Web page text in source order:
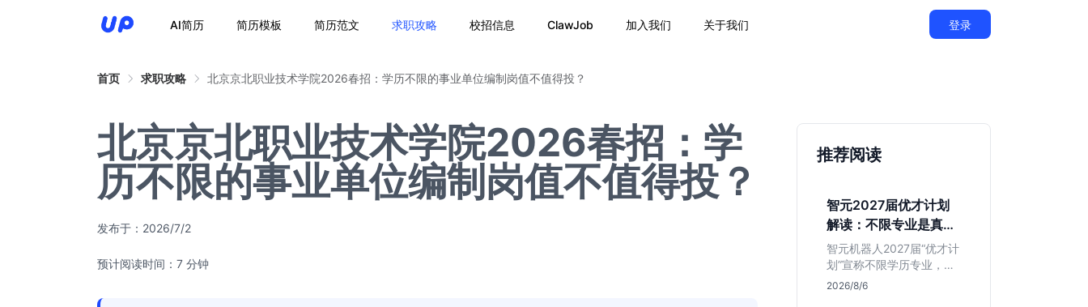
AI简历 简历模板 简历范文 求职攻略 校招信息 ClawJob 加入我们 关于我们 登录
首页 求职攻略 北京京北职业技术学院2026春招：学历不限的事业单位编制岗值不值得投？
北京京北职业技术学院2026春招：学
历不限的事业单位编制岗值不值得投？
发布于： 2026/7/2
预计阅读时间：7 分钟
推荐阅读
智元2027届优才计划
解读：不限专业是真的
吗？
智元机器人2027届“优才计
划”宣称不限学历专业，实
则聚焦具身智能顶尖人
2026/8/6